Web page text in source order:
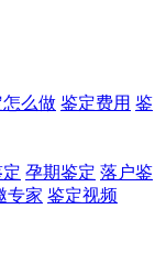
么做 鉴定费用 鉴
孕期鉴定 落户鉴
专家 鉴定视频